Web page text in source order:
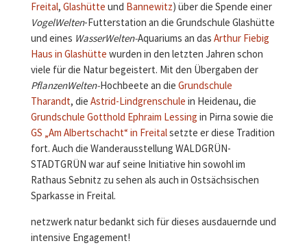
Freital, Glashütte und Bannewitz) über die Spende einer
VogelWelten-Futterstation an die Grundschule Glashütte
und eines WasserWelten-Aquariums an das Arthur Fiebig
Haus in Glashütte wurden in den letzten Jahren schon
viele für die Natur begeistert. Mit den Übergaben der
PflanzenWelten-Hochbeete an die Grundschule
Tharandt, die Astrid-Lindgrenschule in Heidenau, die
Grundschule Gotthold Ephraim Lessing in Pirna sowie die
GS „Am Albertschacht“ in Freitalsetzte er diese Tradition
fort. Auch die Wanderausstellung WALDGRÜN-
STADTGRÜN war auf seine Initiative hin sowohl im
Rathaus Sebnitz zu sehen als auch in Ostsächsischen
Sparkasse in Freital.
netzwerk natur bedankt sich für dieses ausdauernde und
intensive Engagement!